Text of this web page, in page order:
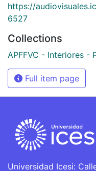
https://
6527
Collections
APFFVC - Interiores -
Full item page
Universidad Icesi: